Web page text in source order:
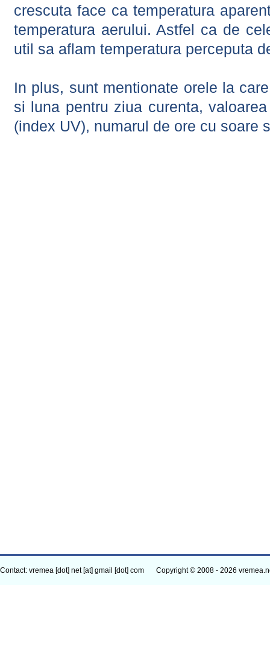
crescuta face ca temperatura
temperatura aerului. Astfel ca de
util sa aflam temperatura perceputa
In plus, sunt mentionate orele la
si luna pentru ziua curenta,
(index UV), numarul de ore cu soare
Contact: vremea [dot] net [at] gmail [dot] com Copyright © 2008 - 2026